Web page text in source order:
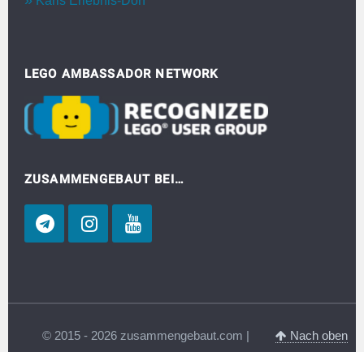
LEGO AMBASSADOR NETWORK
ZUSAMMENGEBAUT BEI…
© 2015 - 2026 zusammengebaut.com | Nach oben